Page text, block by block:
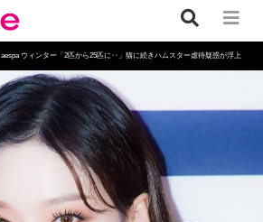
aespa ウィンター「2匹から25匹に‥」猫に続きハムスター虐待疑惑が浮上